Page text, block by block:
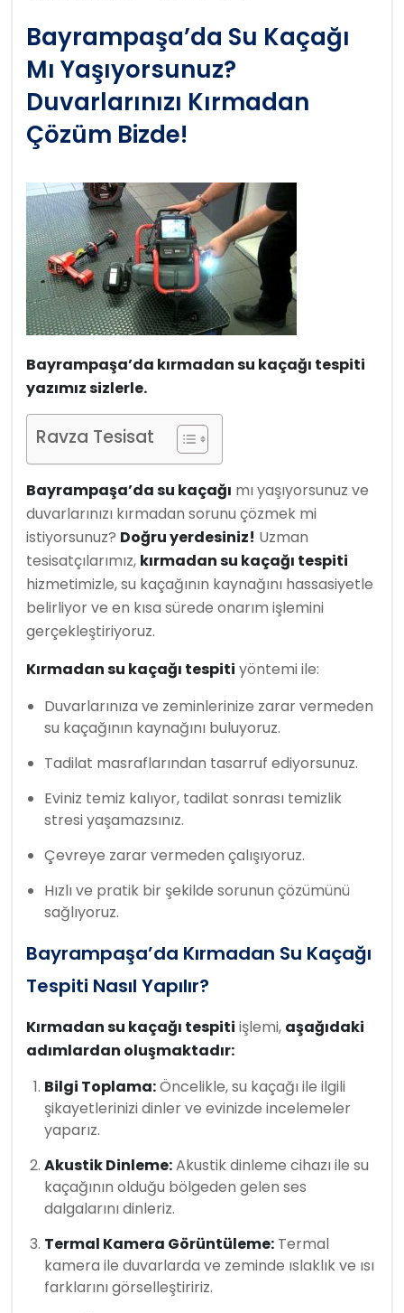
Bayrampaşa’da Su Kaçağı
Mı Yaşıyorsunuz?
Duvarlarınızı Kırmadan
Çözüm Bizde!
Bayrampaşa’da kırmadan su kaçağı tespiti
yazımız sizlerle.
Ravza Tesisat
Bayrampaşa’da su kaçağı mı yaşıyorsunuz ve
duvarlarınızı kırmadan sorunu çözmek mi
istiyorsunuz? Doğru yerdesiniz! Uzman
tesisatçılarımız, kırmadan su kaçağı tespiti
hizmetimizle, su kaçağının kaynağını hassasiyetle
belirliyor ve en kısa sürede onarım işlemini
gerçekleştiriyoruz.
Kırmadan su kaçağı tespiti yöntemi ile:
Duvarlarınıza ve zeminlerinize zarar vermeden
su kaçağının kaynağını buluyoruz.
Tadilat masraflarından tasarruf ediyorsunuz.
Eviniz temiz kalıyor, tadilat sonrası temizlik
stresi yaşamazsınız.
Çevreye zarar vermeden çalışıyoruz.
Hızlı ve pratik bir şekilde sorunun çözümünü
sağlıyoruz.
Bayrampaşa’da Kırmadan Su Kaçağı
Tespiti Nasıl Yapılır?
Kırmadan su kaçağı tespiti işlemi, aşağıdaki
adımlardan oluşmaktadır:
Bilgi Toplama:Öncelikle, su kaçağı ile ilgili
şikayetlerinizi dinler ve evinizde incelemeler
yaparız.
Akustik Dinleme:Akustik dinleme cihazı ile su
kaçağının olduğu bölgeden gelen ses
dalgalarını dinleriz.
Termal Kamera Görüntüleme: Termal
kamera ile duvarlarda ve zeminde ıslaklık ve ısı
farklarını görselleştiririz.